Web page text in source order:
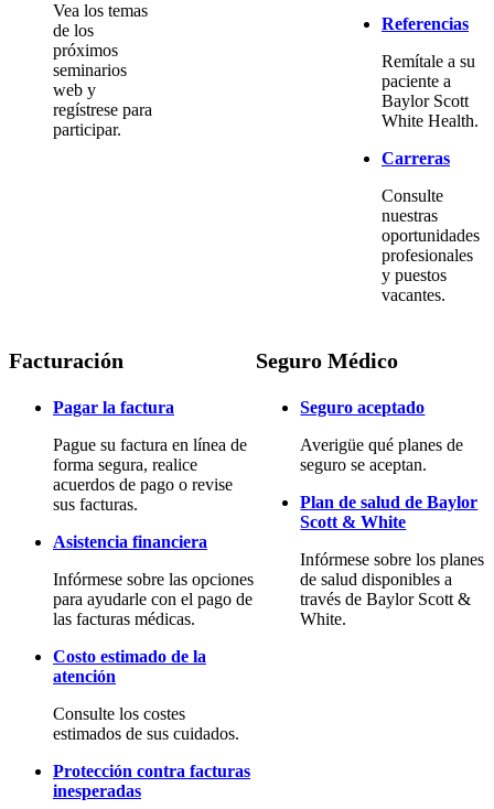
Vea los temas
de los
próximos
seminarios
web y
regístrese para
participar.
Referencias
Remítale a su
paciente a
Baylor Scott
White Health.
Carreras
Consulte
nuestras
oportunidades
profesionales
y puestos
vacantes.
Facturación
Pagar la factura
Pague su factura en línea de
forma segura, realice
acuerdos de pago o revise
sus facturas.
Asistencia financiera
Infórmese sobre las opciones
para ayudarle con el pago de
las facturas médicas.
Costo estimado de la
atención
Consulte los costes
estimados de sus cuidados.
Protección contra facturas
inesperadas
Seguro Médico
Seguro aceptado
Averigüe qué planes de
seguro se aceptan.
Plan de salud de Baylor
Scott & White
Infórmese sobre los planes
de salud disponibles a
través de Baylor Scott &
White.